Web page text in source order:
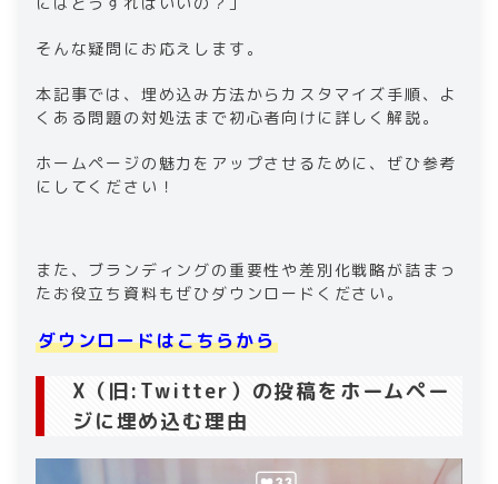
そんな疑問にお応えします。
本記事では、埋め込み方法からカスタマイズ手順、よ
くある問題の対処法まで初心者向けに詳しく解説。
ホームページの魅力をアップさせるために、ぜひ参考
にしてください！
また、ブランディングの重要性や差別化戦略が詰まっ
たお役立ち資料もぜひダウンロードください。
ダウンロードはこちらから
X（旧:Twitter）の投稿をホームペー
ジに埋め込む理由